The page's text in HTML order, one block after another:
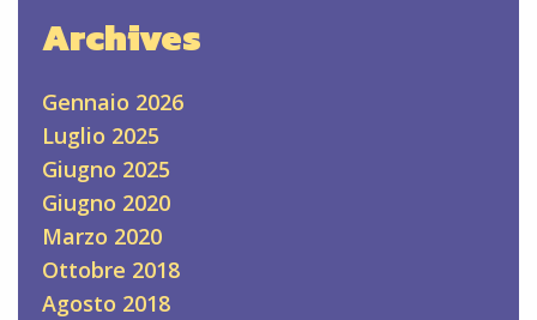
Archives
Gennaio 2026
Luglio 2025
Giugno 2025
Giugno 2020
Marzo 2020
Ottobre 2018
Agosto 2018